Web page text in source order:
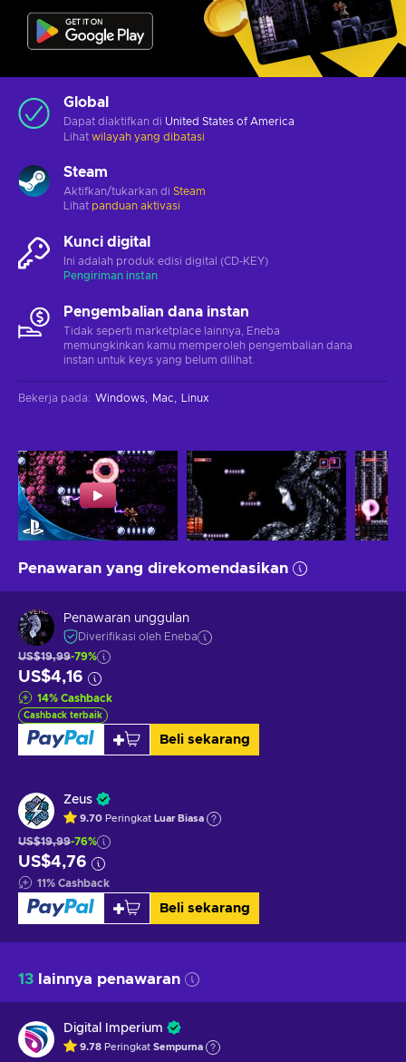
Global
Dapat diaktifkan di United States of America
Lihat wilayah yang dibatasi
Steam
Aktifkan/tukarkan di Steam
Lihat panduan aktivasi
Kunci digital
Ini adalah produk edisi digital (CD-KEY)
Pengiriman instan
Pengembalian dana instan
Tidak seperti marketplace lainnya, Eneba
memungkinkan kamu memperoleh pengembalian dana
instan untuk keys yang belum dilihat.
Bekerja pada: Windows Mac Linux
Penawaran yang direkomendasikan
Penawaran unggulan
Diverifikasi oleh Eneba
US$19,99-79%
US$4,16
14% Cashback
Cashback terbaik
Beli sekarang
Zeus
9.70 Peringkat Luar Biasa
US$19,99-76%
US$4,76
11% Cashback
Beli sekarang
13 lainnya penawaran
Digital Imperium
9.78 Peringkat Sempurna